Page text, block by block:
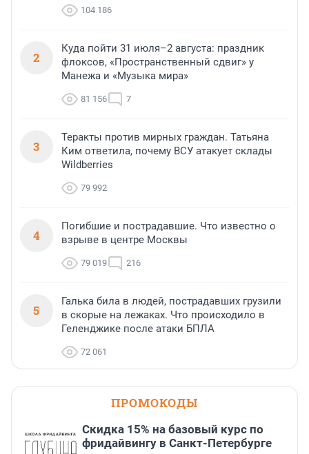
104 186
2
Куда пойти 31 июля–2 августа: праздник
флоксов, «Пространственный сдвиг» у
Манежа и «Музыка мира»
81 156 7
3
Теракты против мирных граждан. Татьяна
Ким ответила, почему ВСУ атакует склады
Wildberries
79 992
4
Погибшие и пострадавшие. Что известно о
взрыве в центре Москвы
79 019 216
5
Галька била в людей, пострадавших грузили
в скорые на лежаках. Что происходило в
Геленджике после атаки БПЛА
72 061
ПРОМОКОДЫ
Скидка 15% на базовый курс по
фридайвингу в Санкт-Петербурге